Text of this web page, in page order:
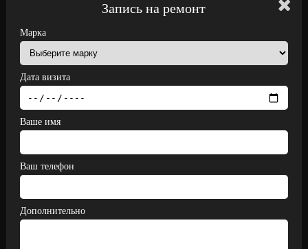
Запись на ремонт
Марка
Дата визита
Ваше имя
Ваш телефон
Дополнительно